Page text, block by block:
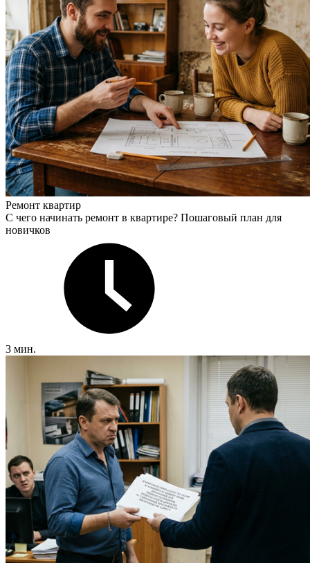
Ремонт квартир
С чего начинать ремонт в квартире? Пошаговый план для
новичков
3 мин.